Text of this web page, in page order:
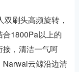
刷头高频旋转，
1800Pa以上的
，清洁一气呵
Narwal云鲸沿边清